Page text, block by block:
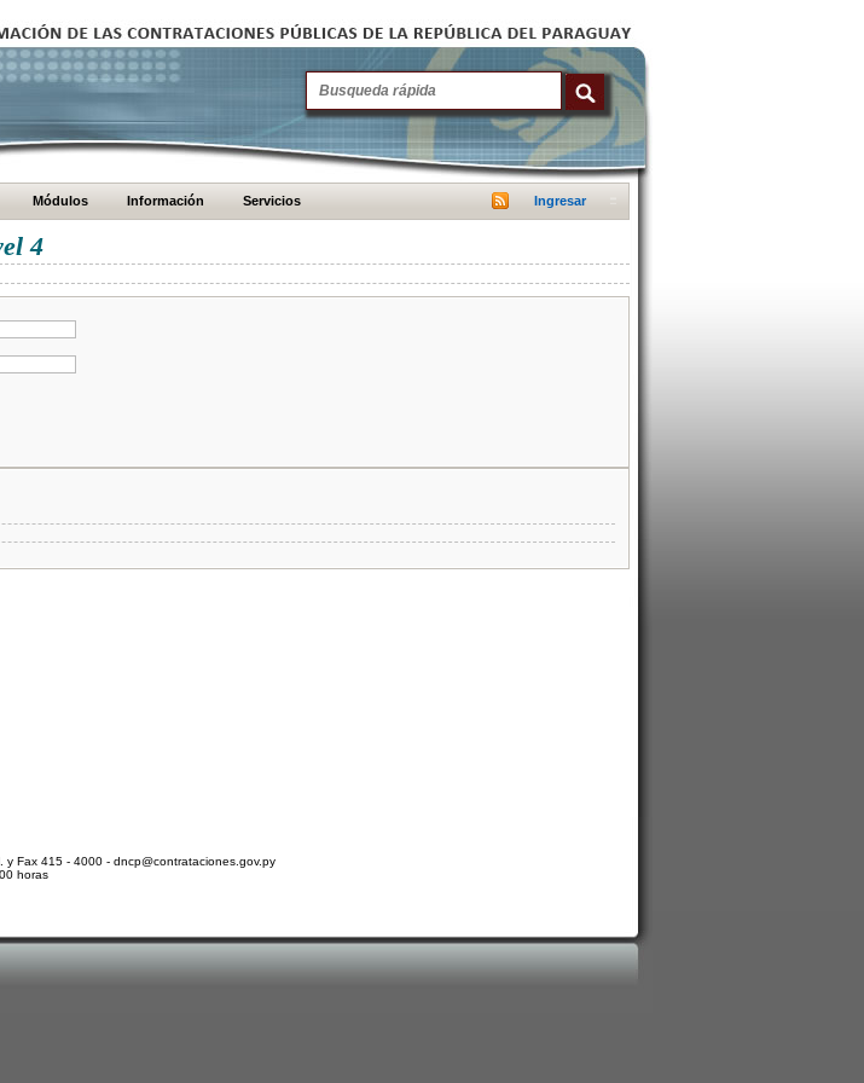
Módulos Información Servicios Ingresar
4
y Fax 415 - 4000 - dncp@contrataciones.gov.py
horas